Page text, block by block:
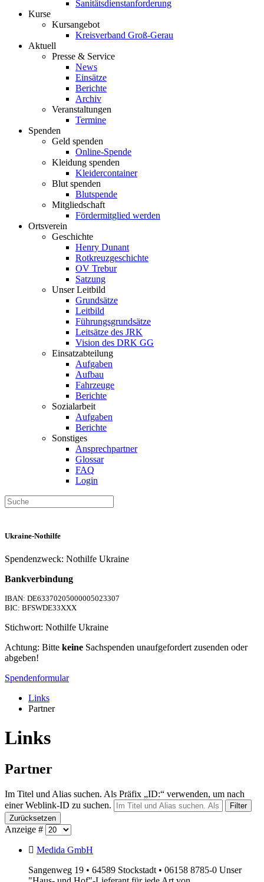
Sanitätsdienstanforderung
Kurse
Kursangebot
Kreisverband Groß-Gerau
Aktuell
Presse & Service
News
Einsätze
Berichte
Archiv
Veranstaltungen
Termine
Spenden
Geld spenden
Online-Spende
Kleidung spenden
Kleidercontainer
Blut spenden
Blutspende
Mitgliedschaft
Fördermitglied werden
Ortsverein
Geschichte
Henry Dunant
Rotkreuzgeschichte
OV Trebur
Satzung
Unser Leitbild
Grundsätze
Leitbild
Führungsgrundsätze
Leitsätze des JRK
Vision des DRK GG
Einsatzabteilung
Aufgaben
Aufbau
Fahrzeuge
Berichte
Sozialarbeit
Aufgaben
Berichte
Sonstiges
Ansprechpartner
Glossar
FAQ
Login
Ukraine-Nothilfe
Spendenzweck: Nothilfe Ukraine
Bankverbindung
IBAN: DE63370205000005023307
BIC: BFSWDE33XXX
Stichwort: Nothilfe Ukraine
Achtung: Bitte keine Sachspenden unaufgefordert zusenden oder
abgeben!
Spendenformular
Links
Partner
Links
Partner
Im Titel und Alias suchen. Als Präfix „ID:“ verwenden, um nach
einer Weblink-ID zu suchen.
Filter
Zurücksetzen
Anzeige #
Medida GmbH
Sangenweg 19 • 64589 Stockstadt • 06158 8785-0 Unser